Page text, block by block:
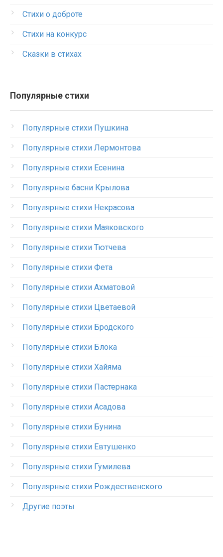
Стихи о доброте
Стихи на конкурс
Сказки в стихах
Популярные стихи
Популярные стихи Пушкина
Популярные стихи Лермонтова
Популярные стихи Есенина
Популярные басни Крылова
Популярные стихи Некрасова
Популярные стихи Маяковского
Популярные стихи Тютчева
Популярные стихи Фета
Популярные стихи Ахматовой
Популярные стихи Цветаевой
Популярные стихи Бродского
Популярные стихи Блока
Популярные стихи Хайяма
Популярные стихи Пастернака
Популярные стихи Асадова
Популярные стихи Бунина
Популярные стихи Евтушенко
Популярные стихи Гумилева
Популярные стихи Рождественского
Другие поэты